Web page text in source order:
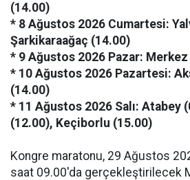
(14.00)
* 8 Ağustos 2026 Cumartesi:
Şarkikaraağaç (14.00)
* 9 Ağustos 2026 Pazar:
* 10 Ağustos 2026 Pazartesi:
(14.00)
* 11 Ağustos 2026 Salı: Atabey
(12.00), Keçiborlu (15.00)
Kongre maratonu, 29 Ağustos
saat 09.00'da gerçekleştirilecek